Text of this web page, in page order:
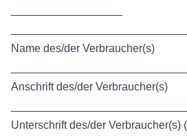
Name des/der Verbraucher(s)
Anschrift des/der Verbraucher(s)
Unterschrift des/der Verbraucher(s)